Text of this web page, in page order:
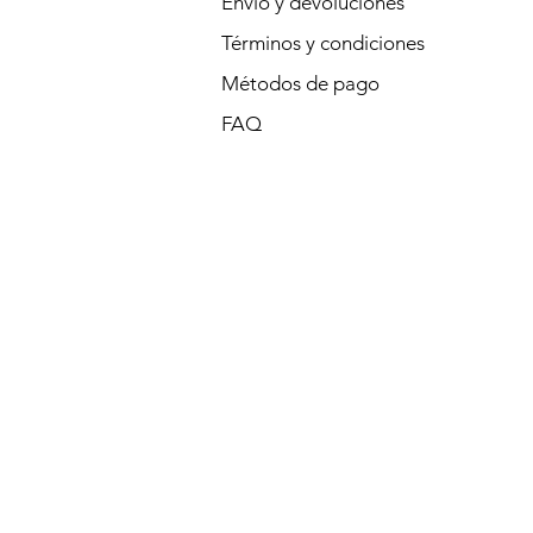
Términos y condiciones
Métodos de pago
FAQ